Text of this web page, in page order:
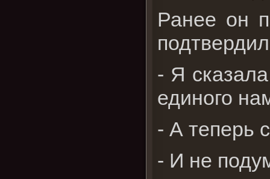
Ранее он
- Я
единого
- А теперь
- И не